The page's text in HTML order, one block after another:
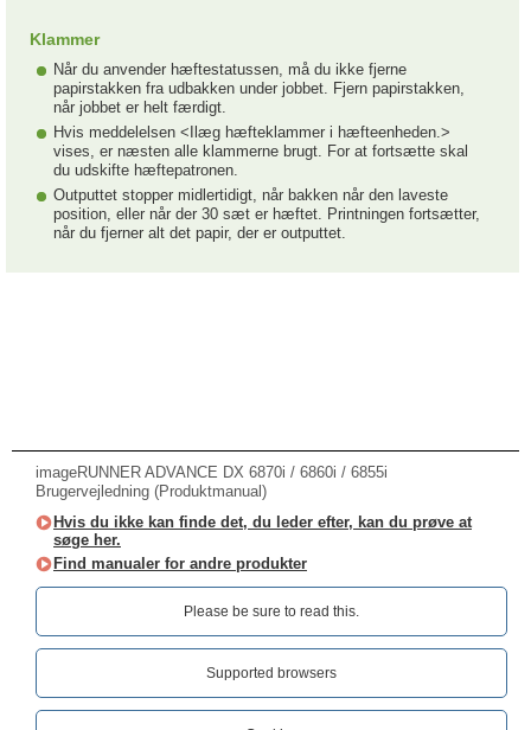
Klammer
Når du anvender hæftestatussen, må du ikke fjerne
papirstakken fra udbakken under jobbet. Fjern papirstakken,
når jobbet er helt færdigt.
Hvis meddelelsen <Ilæg hæfteklammer i hæfteenheden.>
vises, er næsten alle klammerne brugt. For at fortsætte skal
du udskifte hæftepatronen.
Outputtet stopper midlertidigt, når bakken når den laveste
position, eller når der 30 sæt er hæftet. Printningen fortsætter,
når du fjerner alt det papir, der er outputtet.
imageRUNNER ADVANCE DX 6870i / 6860i / 6855i
Brugervejledning (Produktmanual)
Hvis du ikke kan finde det, du leder efter, kan du prøve at
søge her.
Find manualer for andre produkter
Please be sure to read this.‎
Supported browsers